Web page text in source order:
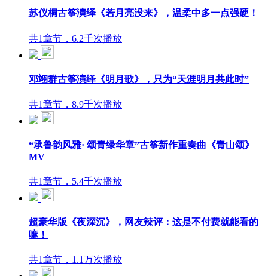
苏仪桐古筝演绎《若月亮没来》，温柔中多一点强硬！
共1章节，6.2千次播放
邓翊群古筝演绎《明月歌》，只为“天涯明月共此时”
共1章节，8.9千次播放
“承鲁韵风雅· 颂青绿华章”古筝新作重奏曲《青山颂》
MV
共1章节，5.4千次播放
超豪华版《夜深沉》，网友辣评：这是不付费就能看的
嘛！
共1章节，1.1万次播放